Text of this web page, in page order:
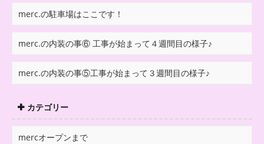
merc.の駐車場はここです！
merc.の内装の事⑥ 工事が始まって４週間目の様子♪
merc.の内装の事⑤工事が始まって３週間目の様子♪
カテゴリー
mercオープンまで